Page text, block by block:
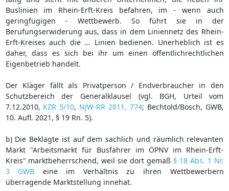
Buslinien im Rhein-Erft-Kreis befahren, im - wenn auch
geringfügigen - Wettbewerb. So führt sie in der
Berufungserwiderung aus, dass in dem Liniennetz des Rhein-
Erft-Kreises auch die ... Linien bedienen. Unerheblich ist es
daher, dass es sich bei ihr um einen öffentlichrechtlichen
Eigenbetrieb handelt.
Der Kläger fällt als Privatperson / Endverbraucher in den
Schutzbereich der Generalklausel (vgl. BGH, Urteil vom
7.12.2010, KZR 5/10, NJW-RR 2011, 774; Bechtold/Bosch, GWB,
10. Aufl. 2021, § 19 Rn. 5).
b) Die Beklagte ist auf dem sachlich und räumlich relevanten
Markt "Arbeitsmarkt für Busfahrer im ÖPNV im Rhein-Erft-
Kreis" marktbeherrschend, weil sie dort gemäß § 18 Abs. 1 Nr.
3 GWB eine im Verhältnis zu ihren Wettbewerbern
überragende Marktstellung innehat.